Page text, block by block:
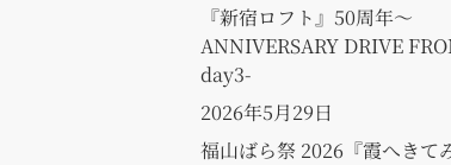
『新宿ロフト』50周年〜
ANNIVERSARY DRIVE
day3-
2026年5月29日
福山ばら祭 2026『霞へきて